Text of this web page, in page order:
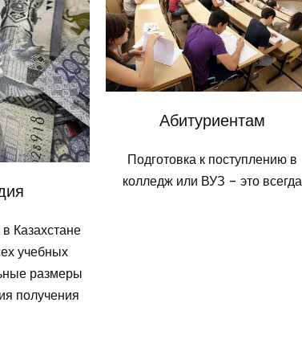
Казахстане
учебных
размеры
получения
Абитуриентам
Подготовка к поступлению в
колледж или ВУЗ – это всегда